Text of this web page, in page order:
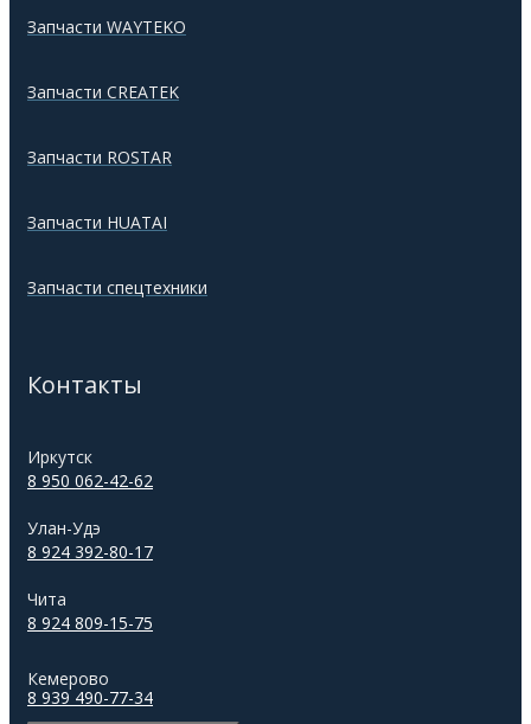
Запчасти WAYTEKO
Запчасти CREATEK
Запчасти ROSTAR
Запчасти HUATAI
Запчасти спецтехники
Контакты
Иркутск
8 950 062-42-62
Улан-Удэ
8 924 392-80-17
Чита
8 924 809-15-75
Кемерово
8 939 490-77-34